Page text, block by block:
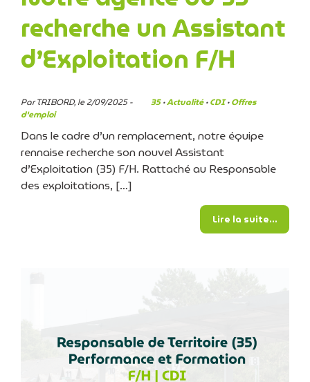
recherche un Assistant
d’Exploitation F/H
Par TRIBORD, le 2/09/2025 - 35·Actualité·CDI·Offres
d'emploi
Dans le cadre d’un remplacement, notre équipe
rennaise recherche son nouvel Assistant
d’Exploitation (35) F/H. Rattaché au Responsable
des exploitations, […]
Lire la suite…from